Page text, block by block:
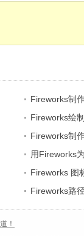
Fireworks制
Fireworks绘
Fireworks制
用Fireworks
Fireworks 图
Fireworks路
！